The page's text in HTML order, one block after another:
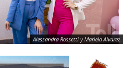
Alessandra Rossetti y Mariela Alvarez